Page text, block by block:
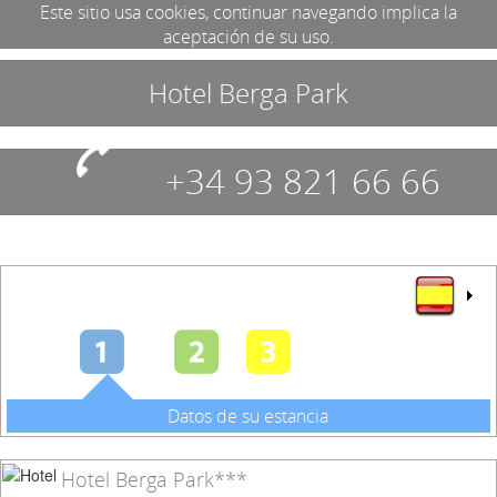
Este sitio usa cookies, continuar navegando implica la
aceptación de su uso.
Hotel Berga Park
+34 93 821 66 66
Datos de su estancia
Hotel Berga Park***